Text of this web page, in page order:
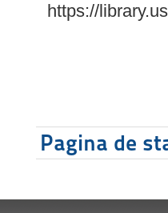
https://
Pagina de